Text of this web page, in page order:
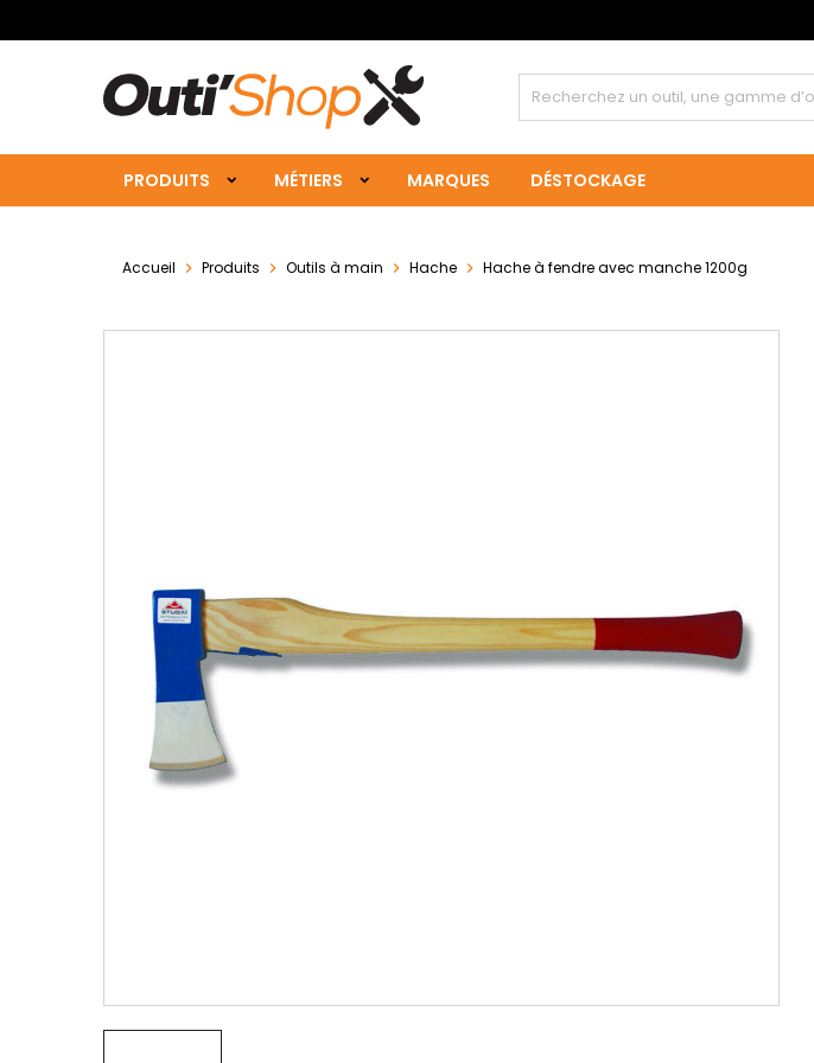
PRODUITS MÉTIERS MARQUES DÉSTOCKAGE
Accueil Produits Outils à main Hache Hache à fendre avec manche 1200g